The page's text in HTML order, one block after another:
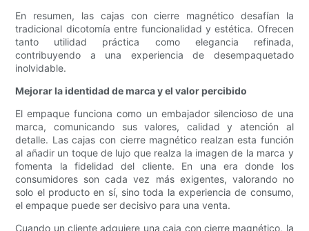
En resumen, las cajas con cierre magnético desafían la
tradicional dicotomía entre funcionalidad y estética. Ofrecen
tanto utilidad práctica como elegancia refinada,
contribuyendo a una experiencia de desempaquetado
inolvidable.
Mejorar la identidad de marca y el valor percibido
El empaque funciona como un embajador silencioso de una
marca, comunicando sus valores, calidad y atención al
detalle. Las cajas con cierre magnético realzan esta función
al añadir un toque de lujo que realza la imagen de la marca y
fomenta la fidelidad del cliente. En una era donde los
consumidores son cada vez más exigentes, valorando no
solo el producto en sí, sino toda la experiencia de consumo,
el empaque puede ser decisivo para una venta.
Cuando un cliente adquiere una caja con cierre magnético, la